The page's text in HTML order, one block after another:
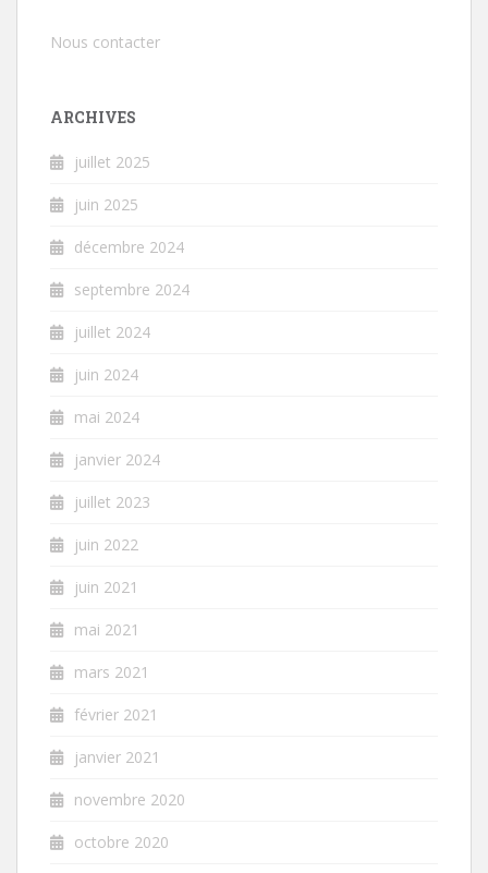
Nous contacter
ARCHIVES
juillet 2025
juin 2025
décembre 2024
septembre 2024
juillet 2024
juin 2024
mai 2024
janvier 2024
juillet 2023
juin 2022
juin 2021
mai 2021
mars 2021
février 2021
janvier 2021
novembre 2020
octobre 2020